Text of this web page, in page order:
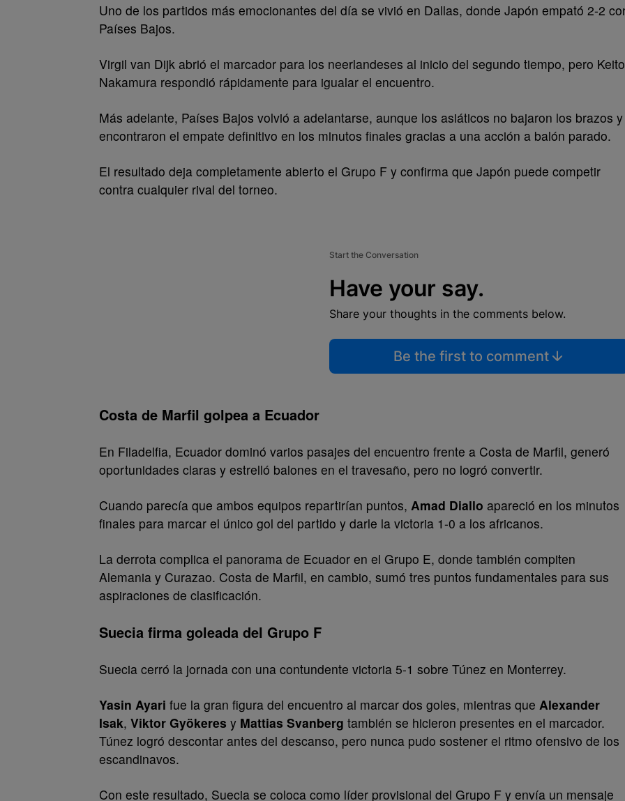
Uno de los partidos más emocionantes del día se vivió en Dallas, donde Japón empató 2-2
Países Bajos.
Virgil van Dijk abrió el marcador para los neerlandeses al inicio del segundo tiempo, pero Keito
Nakamura respondió rápidamente para igualar el encuentro.
Más adelante, Países Bajos volvió a adelantarse, aunque los asiáticos no bajaron los brazos y
encontraron el empate definitivo en los minutos finales gracias a una acción a balón parado.
El resultado deja completamente abierto el Grupo F y confirma que Japón puede competir
contra cualquier rival del torneo.
Start the Conversation
Have your say.
Share your thoughts in the comments below.
Be the first to comment
Costa de Marfil golpea a Ecuador
En Filadelfia, Ecuador dominó varios pasajes del encuentro frente a Costa de Marfil, generó
oportunidades claras y estrelló balones en el travesaño, pero no logró convertir.
Cuando parecía que ambos equipos repartirían puntos, Amad Diallo apareció en los minutos
finales para marcar el único gol del partido y darle la victoria 1-0 a los africanos.
La derrota complica el panorama de Ecuador en el Grupo E, donde también compiten
Alemania y Curazao. Costa de Marfil, en cambio, sumó tres puntos fundamentales para sus
aspiraciones de clasificación.
Suecia firma goleada del Grupo F
Suecia cerró la jornada con una contundente victoria 5-1 sobre Túnez en Monterrey.
Yasin Ayari fue la gran figura del encuentro al marcar dos goles, mientras que Alexander
Isak, Viktor Gyökeres y Mattias Svanberg también se hicieron presentes en el marcador.
Túnez logró descontar antes del descanso, pero nunca pudo sostener el ritmo ofensivo de los
escandinavos.
Con este resultado, Suecia se coloca como líder provisional del Grupo F y envía un mensaje